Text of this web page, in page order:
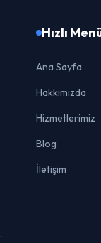
Hızlı
Ana Sayfa
Hakkımızda
Hizmetlerimiz
Blog
İletişim